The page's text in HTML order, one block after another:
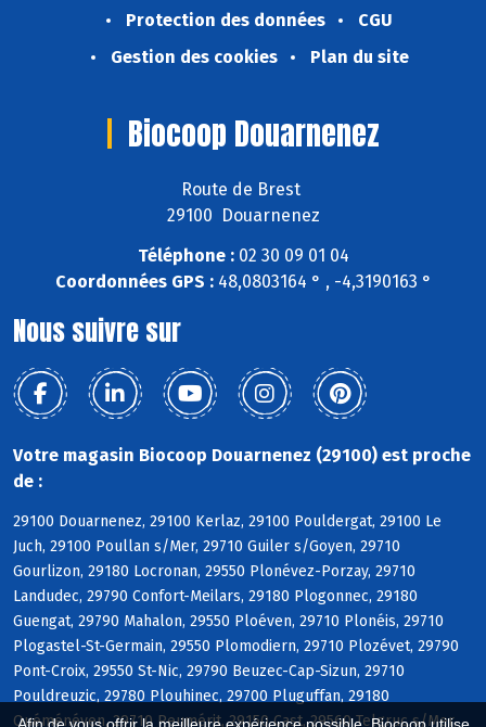
Protection des données
CGU
Gestion des cookies
Plan du site
Biocoop Douarnenez
Route de Brest
29100 Douarnenez
Téléphone :02 30 09 01 04
Coordonnées GPS :48,0803164 ° , -4,3190163 °
Nous suivre sur
Votre magasin Biocoop Douarnenez (29100) est proche
de :
29100 Douarnenez, 29100 Kerlaz, 29100 Pouldergat, 29100 Le
Juch, 29100 Poullan s/Mer, 29710 Guiler s/Goyen, 29710
Gourlizon, 29180 Locronan, 29550 Plonévez-Porzay, 29710
Landudec, 29790 Confort-Meilars, 29180 Plogonnec, 29180
Guengat, 29790 Mahalon, 29550 Ploéven, 29710 Plonéis, 29710
Plogastel-St-Germain, 29550 Plomodiern, 29710 Plozévet, 29790
Pont-Croix, 29550 St-Nic, 29790 Beuzec-Cap-Sizun, 29710
Pouldreuzic, 29780 Plouhinec, 29700 Pluguffan, 29180
Quéménéven, 29710 Peumérit, 29150 Cast, 29560 Telgruc s/Mer,